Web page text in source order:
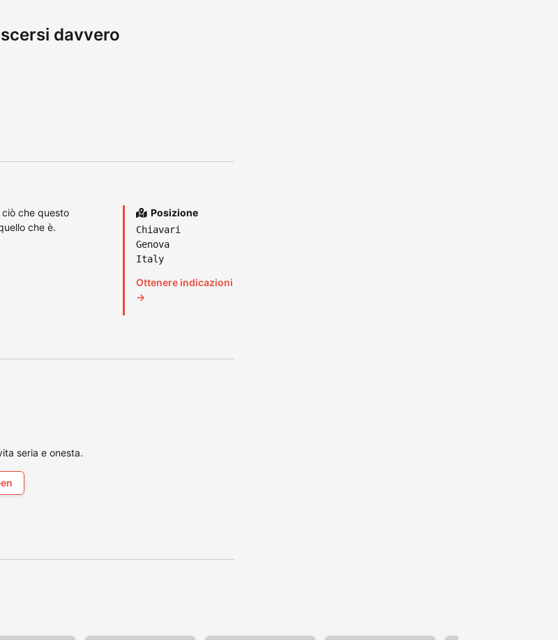
davvero
che questo
che è.
Posizione
Chiavari
Genova
Italy
Ottenere indicazioni
→
seria e onesta.